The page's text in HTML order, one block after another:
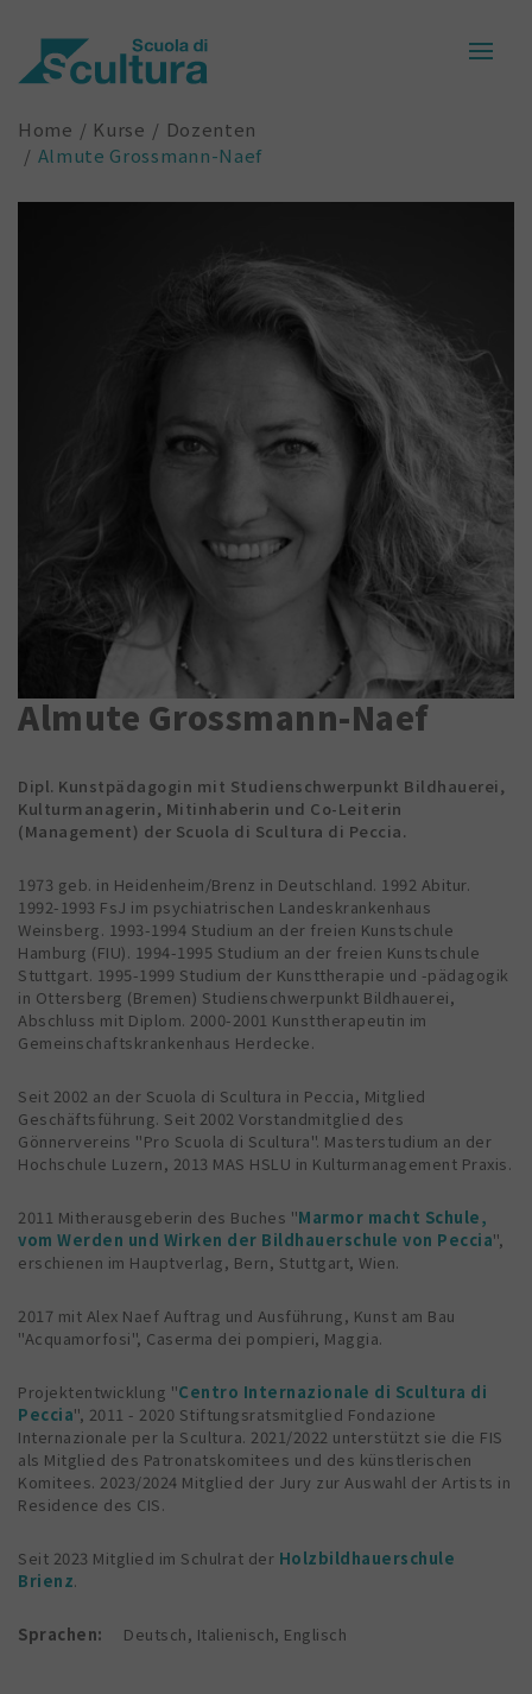
Home Kurse
Dozenten
Almute Grossmann-Naef
Almute Grossmann-Naef
Dipl. Kunstpädagogin mit Studienschwerpunkt Bildhauerei,
Kulturmanagerin, Mitinhaberin und Co-Leiterin
(Management) der Scuola di Scultura di Peccia.
1973 geb. in Heidenheim/Brenz in Deutschland. 1992 Abitur.
1992-1993 FsJ im psychiatrischen Landeskrankenhaus
Weinsberg. 1993-1994 Studium an der freien Kunstschule
Hamburg (FIU). 1994-1995 Studium an der freien Kunstschule
Stuttgart. 1995-1999 Studium der Kunsttherapie und -pädagogik
in Ottersberg (Bremen) Studienschwerpunkt Bildhauerei,
Abschluss mit Diplom. 2000-2001 Kunsttherapeutin im
Gemeinschaftskrankenhaus Herdecke.
Seit 2002 an der Scuola di Scultura in Peccia, Mitglied
Geschäftsführung. Seit 2002 Vorstandmitglied des
Gönnervereins "Pro Scuola di Scultura". Masterstudium an der
Hochschule Luzern, 2013 MAS HSLU in Kulturmanagement Praxis.
2011 Mitherausgeberin des Buches "Marmor macht Schule,
vom Werden und Wirken der Bildhauerschule von Peccia",
erschienen im Hauptverlag, Bern, Stuttgart, Wien.
2017 mit Alex Naef Auftrag und Ausführung, Kunst am Bau
"Acquamorfosi", Caserma dei pompieri, Maggia.
Projektentwicklung "Centro Internazionale di Scultura di
Peccia", 2011 - 2020 Stiftungsratsmitglied Fondazione
Internazionale per la Scultura. 2021/2022 unterstützt sie die FIS
als Mitglied des Patronatskomitees und des künstlerischen
Komitees. 2023/2024 Mitglied der Jury zur Auswahl der Artists in
Residence des CIS.
Seit 2023 Mitglied im Schulrat der Holzbildhauerschule
Brienz.
Sprachen: Deutsch, Italienisch, Englisch